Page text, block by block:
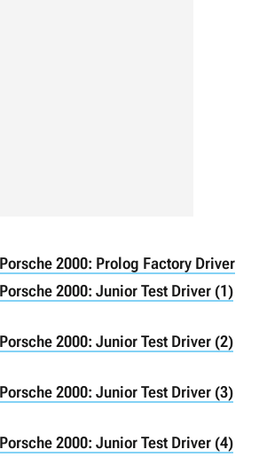
2000: Prolog Factory Driver
2000: Junior Test Driver (1)
2000: Junior Test Driver (2)
2000: Junior Test Driver (3)
2000: Junior Test Driver (4)